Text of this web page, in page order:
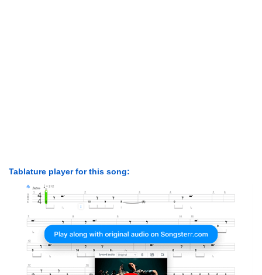
Tablature player for this song: